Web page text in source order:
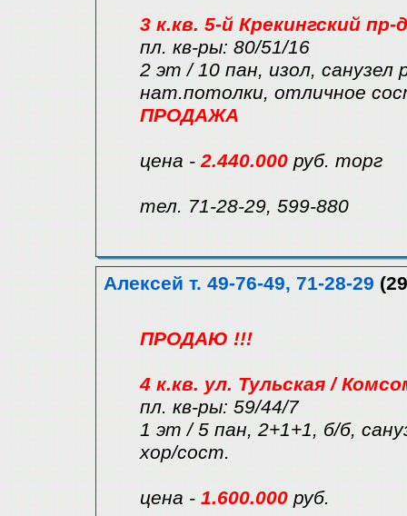
3 к.кв. 5-й Крекингский
пл. кв-ры: 80/51/16
2 эт / 10 пан, изол,
нат.потолки, отличное
ПРОДАЖА
цена -2.440.000 руб. торг
тел. 71-28-29, 599-880
Алексей т. 49-76-49, 71-28-29
ПРОДАЮ !!!
4 к.кв. ул. Тульская /
пл. кв-ры: 59/44/7
1 эт / 5 пан, 2+1+1, б/б,
хор/сост.
цена - 1.600.000 руб.